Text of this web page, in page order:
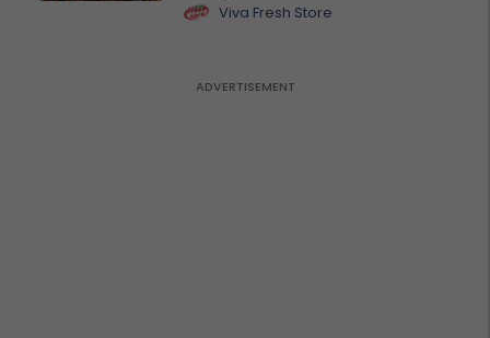
Viva Fresh Store